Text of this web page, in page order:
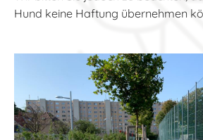
Hund keine Haftung übernehmen